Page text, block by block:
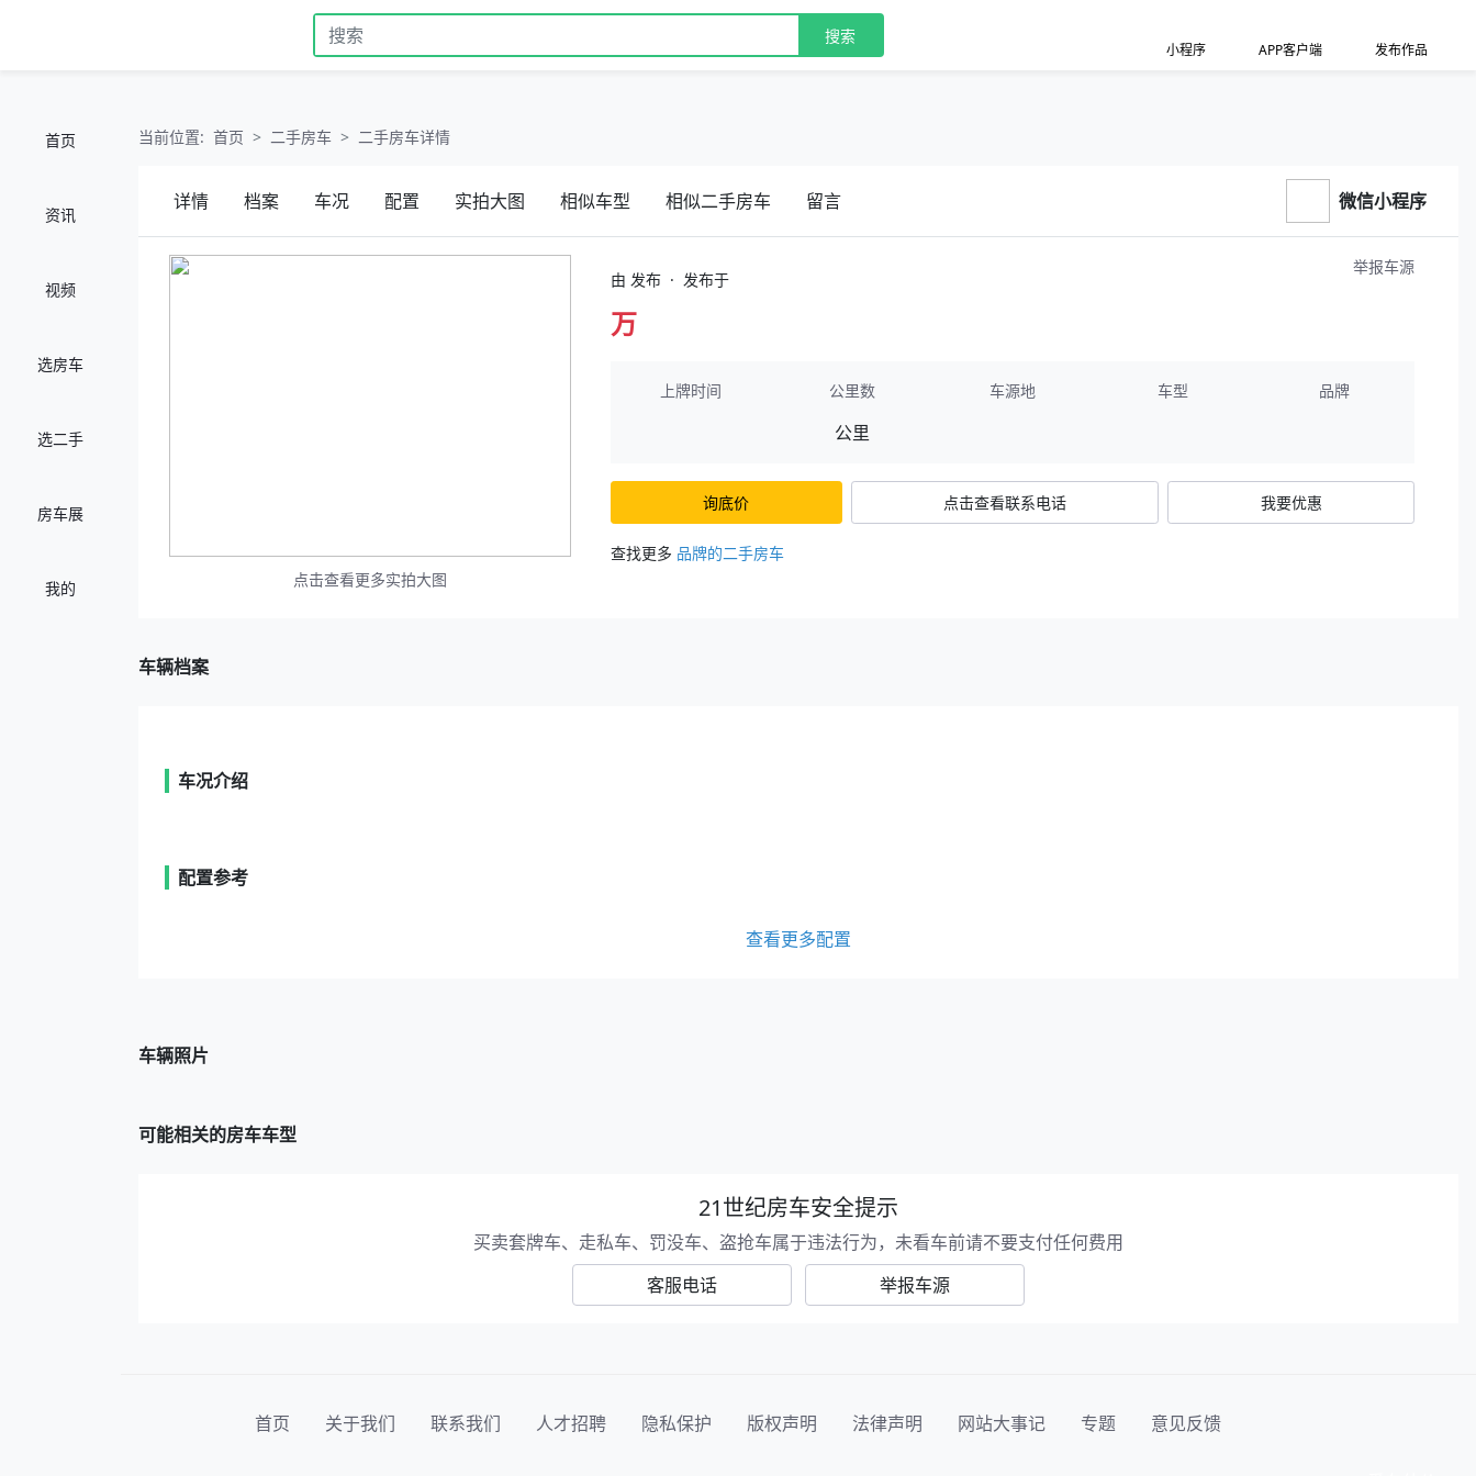
搜索
小程序 APP客户端 发布作品
首页
资讯
视频
选房车
选二手
房车展
我的
当前位置: 首页 二手房车 二手房车详情
详情 档案 车况 配置 实拍大图 相似车型 相似二手房车 留言 微信小程序
点击查看更多实拍大图
举报车源
由 发布 · 发布于
万
上牌时间 公里数
公里
车源地 车型 品牌
询底价 点击查看联系电话 我要优惠
查找更多 品牌的二手房车
车辆档案
车况介绍
配置参考
查看更多配置
车辆照片
可能相关的房车车型
21世纪房车安全提示
买卖套牌车、走私车、罚没车、盗抢车属于违法行为，未看车前请不要支付任何费用
客服电话
举报车源
首页 关于我们 联系我们 人才招聘 隐私保护 版权声明 法律声明 网站大事记 专题 意见反馈